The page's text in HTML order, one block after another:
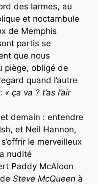
des larmes, au
et noctambule
de Memphis
partis se
que nous
piège, obligé de
quand l’autre
« ça va ? t’as l’air
demain : entendre
et Neil Hannon,
le merveilleux
nudité
Paddy McAloon
Steve McQueen à